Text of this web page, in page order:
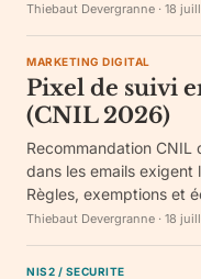
Thiebaut Devergranne · 18
MARKETING DIGITAL
Pixel de suivi
(CNIL 2026)
Recommandation
dans les emails exigent
Règles, exemptions et
Thiebaut Devergranne · 18
NIS2 / SECURITE